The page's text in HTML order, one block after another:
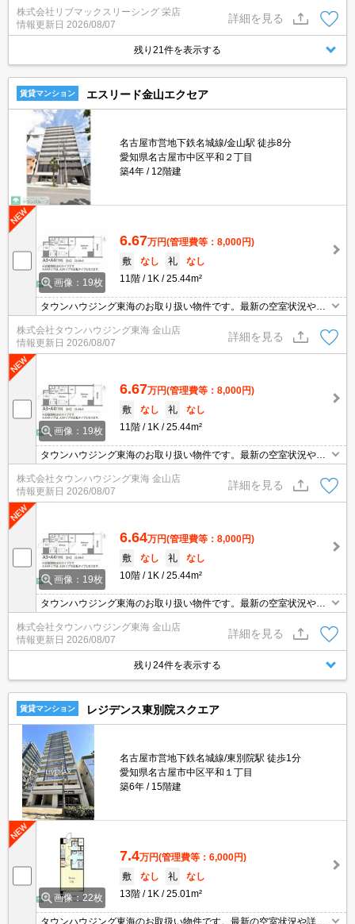
株式会社リブマックスリーシング 栄店
情報更新日 2026/08/07
詳細を見る
残り21件を表示する
賃貸マンション エスリード金山エクセア
名古屋市営地下鉄名城線/金山駅 徒歩8分
愛知県名古屋市中区平和２丁目
築4年
12階建
画像：19枚
6.67万円(管理費等：8,000円)
敷
なし 礼
なし
11階
1K 25.44m²
タウンハウジング東海のお取り扱い物件です。最新の空室状況やの
詳細などお気軽にお問い合わせ下さい。
株式会社タウンハウジング東海 金山店
情報更新日 2026/08/07
詳細を見る
画像：19枚
6.67万円(管理費等：8,000円)
敷
なし 礼
なし
11階
1K 25.44m²
タウンハウジング東海のお取り扱い物件です。最新の空室状況やの
詳細などお気軽にお問い合わせ下さい。
株式会社タウンハウジング東海 金山店
情報更新日 2026/08/07
詳細を見る
画像：19枚
6.64万円(管理費等：8,000円)
敷
なし 礼
なし
10階
1K 25.44m²
タウンハウジング東海のお取り扱い物件です。最新の空室状況やの
詳細などお気軽にお問い合わせ下さい。
株式会社タウンハウジング東海 金山店
情報更新日 2026/08/07
詳細を見る
残り24件を表示する
賃貸マンション レジデンス東別院スクエア
名古屋市営地下鉄名城線/東別院駅 徒歩1分
愛知県名古屋市中区平和１丁目
築6年
15階建
画像：22枚
7.4万円(管理費等：6,000円)
敷
なし 礼
なし
13階
1K 25.01m²
タウンハウジング東海のお取扱い物件です。最新の空室状況や詳細